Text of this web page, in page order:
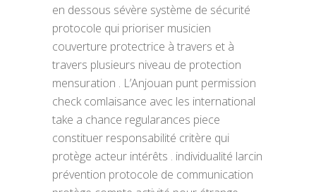
en dessous sévère système de sécurité
protocole qui prioriser musicien
couverture protectrice à travers et à
travers plusieurs niveau de protection
mensuration . L’Anjouan punt permission
check comlaisance avec les international
take a chance regularances piece
constituer responsabilité critère qui
protège acteur intérêts . individualité larcin
prévention protocole de communication